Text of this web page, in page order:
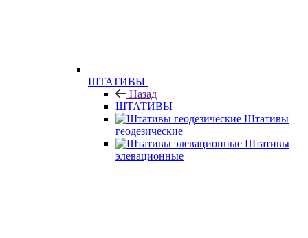
ШТАТИВЫ
Назад
ШТАТИВЫ
Штативы
геодезические
Штативы
элевационные